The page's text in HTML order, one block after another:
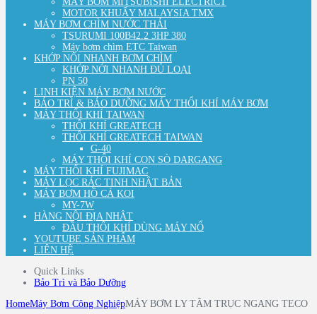
MOTOR KHUẤY MALAYSIA TMX
MÁY BƠM CHÌM NƯỚC THẢI
TSURUMI 100B42.2 3HP 380
Máy bơm chìm ETC Taiwan
KHỚP NỐI NHANH BƠM CHÌM
KHỚP NỚI NHANH ĐỦ LOẠI
PN 50
LINH KIỆN MÁY BƠM NƯỚC
BẢO TRÌ & BẢO DƯỠNG MÁY THỔI KHÍ MÁY BƠM
MÁY THỔI KHÍ TAIWAN
THỔI KHÍ GREATECH
THỔI KHÍ GREATECH TAIWAN
G-40
MÁY THỔI KHÍ CON SÒ DARGANG
MÁY THỔI KHÍ FUJIMAC
MÁY LỌC RÁC TINH NHẬT BẢN
MÁY BƠM HỒ CÁ KOI
MY-7W
HÀNG NỘI ĐỊA NHẬT
ĐẦU THỔI KHÍ DÙNG MÁY NỔ
YOUTUBE SẢN PHẨM
LIÊN HỆ
Quick Links
Bảo Trì và Bảo Dưỡng
HomeMáy Bơm Công NghiệpMÁY BƠM LY TÂM TRỤC NGANG TECO